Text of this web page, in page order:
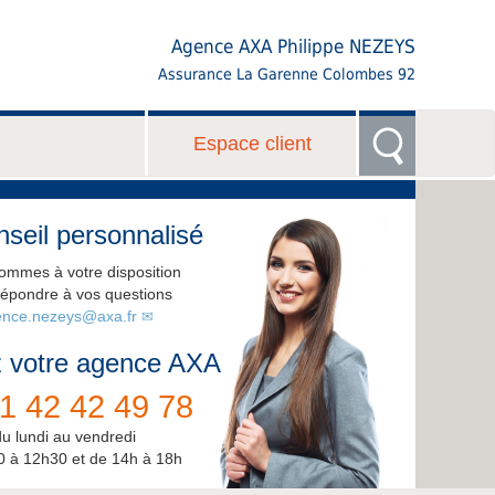
Agence AXA Philippe NEZEYS
Assurance La Garenne Colombes 92
Espace client
personnalisé
à votre disposition
à vos questions
votre agence AXA
42 42 49 78
lundi au vendredi
à 12h30 et de 14h à 18h